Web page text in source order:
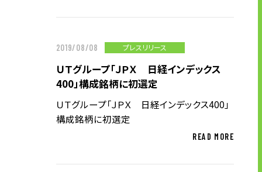
企業のご担当者様へ
企業のご担当者様へTOP
サービス・ソリューション一覧
事例紹介
サービスに関するお問い合わせ
2019/08/08 プレスリリース
ＵＴグループ「ＪＰＸ 日経インデックス
400」構成銘柄に初選定
ＵＴグループ「ＪＰＸ 日経インデックス400」
構成銘柄に初選定
READ MORE